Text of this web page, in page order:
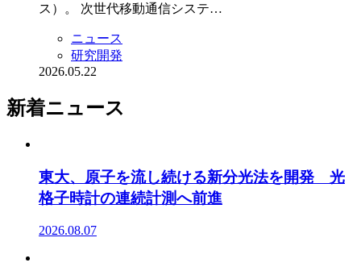
ス）。 次世代移動通信システ…
ニュース
研究開発
2026.05.22
新着ニュース
東大、原子を流し続ける新分光法を開発 光
格子時計の連続計測へ前進
2026.08.07